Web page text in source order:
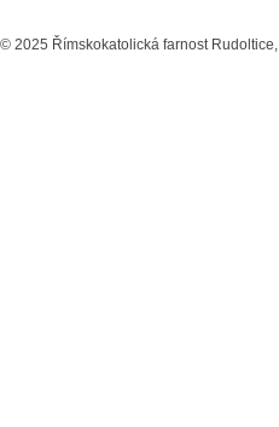
© 2025 Římskokatolická farnost Rudoltice,